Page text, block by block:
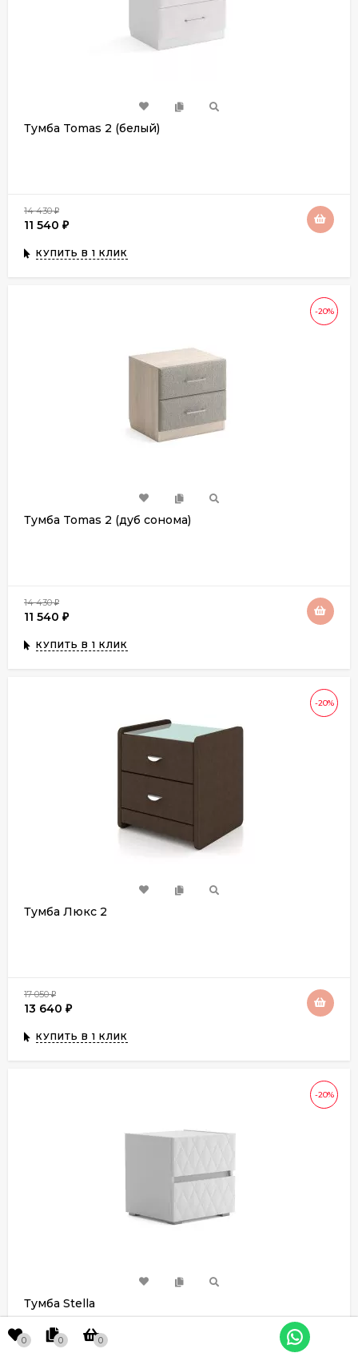
Тумба Tomas 2 (белый)
14 430₽
11 540 ₽
КУПИТЬ В 1 КЛИК
-20%
Тумба Tomas 2 (дуб сонома)
14 430₽
11 540 ₽
КУПИТЬ В 1 КЛИК
-20%
Тумба Люкс 2
17 050₽
13 640 ₽
КУПИТЬ В 1 КЛИК
-20%
Тумба Stella
0 0 0